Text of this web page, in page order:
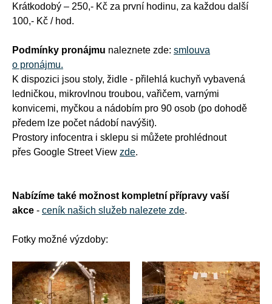
Krátkodobý – 250,- Kč za první hodinu, za každou další
100,- Kč / hod.
Podmínky pronájmu naleznete zde: smlouva
o pronájmu.
K dispozici jsou stoly, židle - přilehlá kuchyň vybavená
ledničkou, mikrovlnou troubou, vařičem, varnými
konvicemi, myčkou a nádobím pro 90 osob (po dohodě
předem lze počet nádobí navýšit).
Prostory infocentra i sklepu si můžete prohlédnout
přes Google Street View zde.
Nabízíme také možnost kompletní přípravy vaší
akce - ceník našich služeb nalezete zde.
Fotky možné výzdoby: